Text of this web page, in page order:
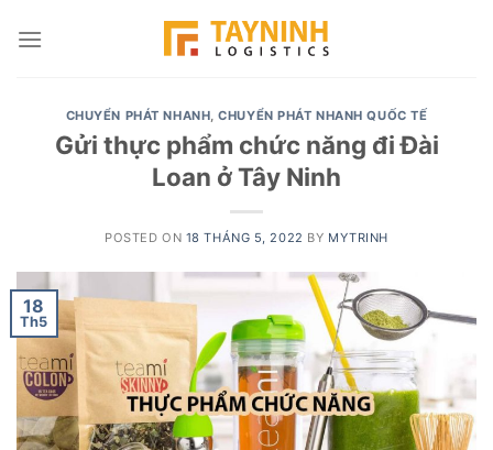
CHUYỂN PHÁT NHANH,CHUYỂN PHÁT NHANH QUỐC TẾ
Gửi thực phẩm chức năng đi Đài
Loan ở Tây Ninh
POSTED ON 18 THÁNG 5, 2022 BY MYTRINH
18
Th5